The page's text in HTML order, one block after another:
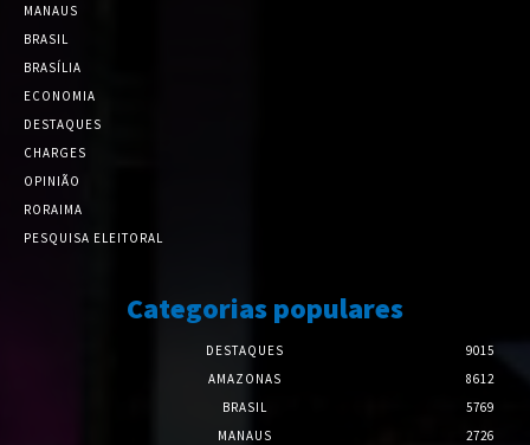
MANAUS
BRASIL
BRASÍLIA
ECONOMIA
DESTAQUES
CHARGES
OPINIÃO
RORAIMA
PESQUISA ELEITORAL
Categorias populares
DESTAQUES
9015
AMAZONAS
8612
BRASIL
5769
MANAUS
2726